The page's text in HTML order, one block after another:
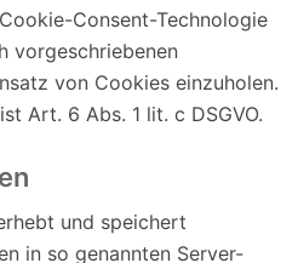
Consent-Technologie
vorgeschriebenen
von Cookies einzuholen.
Art. 6 Abs. 1 lit. c DSGVO.
und speichert
in so genannten Server-